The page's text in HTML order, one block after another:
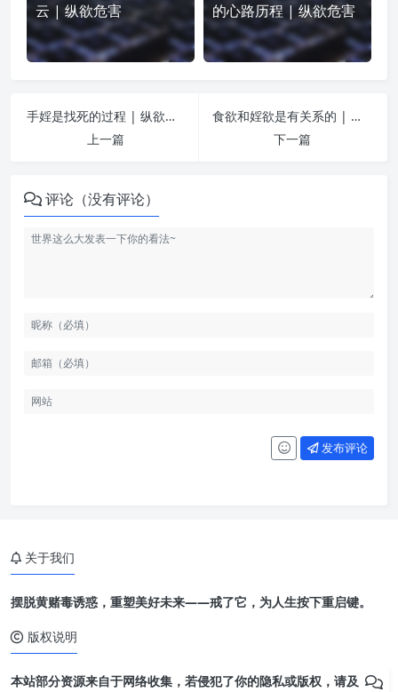
云 | 纵欲危害
的心路历程 | 纵欲危害
手婬是找死的过程 | 纵欲危害
上一篇
食欲和婬欲是有关系的 | 纵欲危害
下一篇
评论（没有评论）
发布评论
关于我们
摆脱黄赌毒诱惑，重塑美好未来——戒了它，为人生按下重启键。
版权说明
本站部分资源来自于网络收集，若侵犯了你的隐私或版权，请及时联